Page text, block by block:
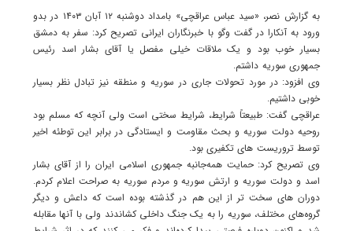
به گزارش نصر، «سید عباس عراقچی» بامداد دوشنبه ۱۲ آبان ۱۴۰۳ در بدو
ورود به آنکارا در گفت وگو با خبرنگاران ایرانی تصریح کرد: سفر به دمشق
بسیار خوب بود و یک ملاقات خیلی مفصل یا آقای بشار اسد رئیس
جمهوری سوریه داشتم.
وی افزود: در مورد تحولات جاری در سوریه و منطقه نیز تبادل نظر بسیار
خوبی داشتیم.
عراقچی گفت: طبیعتاً شرایط، شرایط سختی است ولی آنچه که مسلم بود
روحیه دولت سوریه و بحث مقاومت و ایستادگی در برابر این توطئه‌ اخیر
توسط تروریست های تکفیری بود.
وی تصریح کرد: حمایت همه‌جانبه جمهوری اسلامی ایران را از آقای بشار
اسد و دولت سوریه و ارتش سوریه و مردم سوریه به صراحت اعلام کردم.
دوران های سخت تر از این هم در گذشته بوده است که داعش و دیگر
گروه‌های مختلف، سوریه را به یک جنگ داخلی کشاندند ولی با آنها مقابله